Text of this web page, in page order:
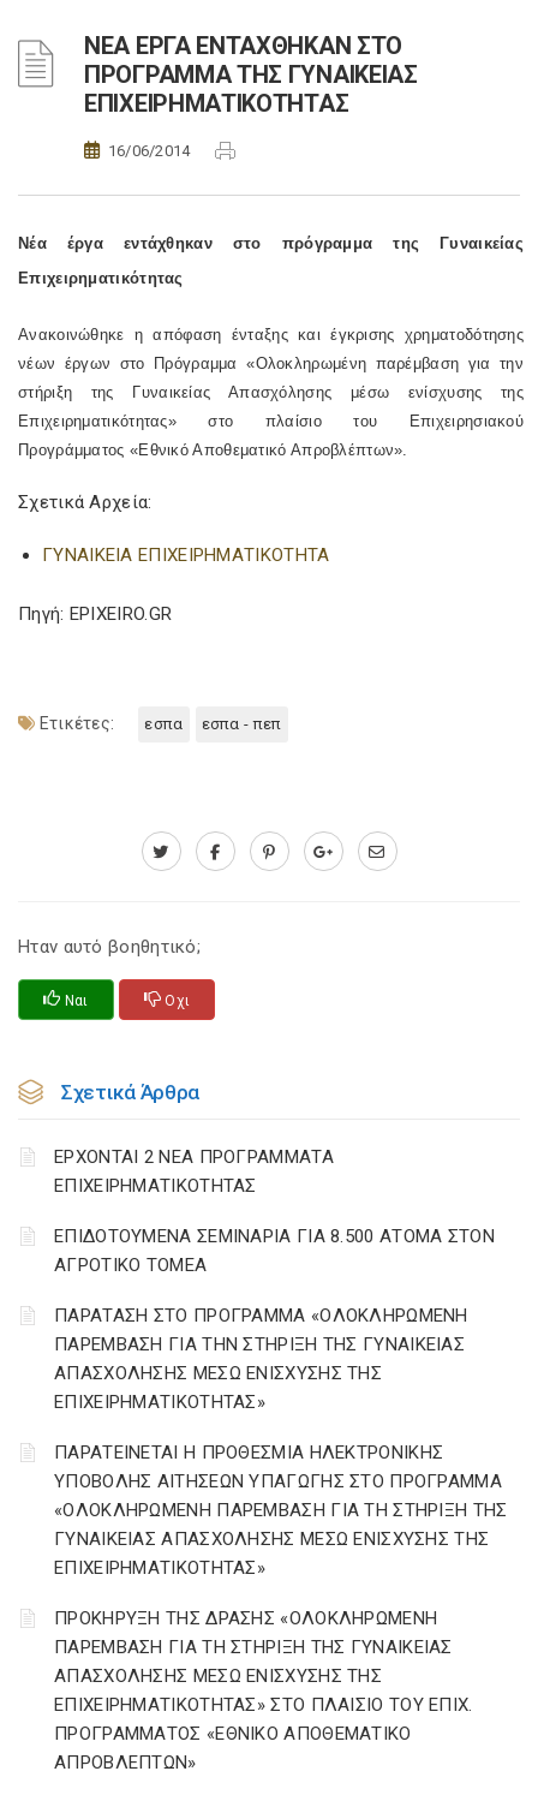
ΝΕΑ ΕΡΓΑ ΕΝΤΑΧΘΗΚΑΝ ΣΤΟ
ΠΡΟΓΡΑΜΜΑ ΤΗΣ ΓΥΝΑΙΚΕΙΑΣ
ΕΠΙΧΕΙΡΗΜΑΤΙΚΟΤΗΤΑΣ
16/06/2014
Νέα έργα εντάχθηκαν στο πρόγραμμα της Γυναικείας
Επιχειρηματικότητας
Ανακοινώθηκε η απόφαση ένταξης και έγκρισης χρηματοδότησης
νέων έργων στο Πρόγραμμα «Ολοκληρωμένη παρέμβαση για την
στήριξη της Γυναικείας Απασχόλησης μέσω ενίσχυσης της
Επιχειρηματικότητας» στο πλαίσιο του Επιχειρησιακού
Προγράμματος «Εθνικό Αποθεματικό Απροβλέπτων».
Σχετικά Αρχεία:
ΓΥΝΑΙΚΕΙΑ ΕΠΙΧΕΙΡΗΜΑΤΙΚΟΤΗΤΑ
Πηγή: EPIXEIRO.GR
Ετικέτες: εσπα εσπα - πεπ
Ηταν αυτό βοηθητικό;
Ναι Οχι
Σχετικά Άρθρα
ΕΡΧΟΝΤΑΙ 2 ΝΕΑ ΠΡΟΓΡΑΜΜΑΤΑ
ΕΠΙΧΕΙΡΗΜΑΤΙΚΟΤΗΤΑΣ
ΕΠΙΔΟΤΟΥΜΕΝΑ ΣΕΜΙΝΑΡΙΑ ΓΙΑ 8.500 ΑΤΟΜΑ ΣΤΟΝ
ΑΓΡΟΤΙΚΟ ΤΟΜΕΑ
ΠΑΡΑΤΑΣΗ ΣΤΟ ΠΡΟΓΡΑΜΜΑ «ΟΛΟΚΛΗΡΩΜΕΝΗ
ΠΑΡΕΜΒΑΣΗ ΓΙΑ ΤΗΝ ΣΤΗΡΙΞΗ ΤΗΣ ΓΥΝΑΙΚΕΙΑΣ
ΑΠΑΣΧΟΛΗΣΗΣ ΜΕΣΩ ΕΝΙΣΧΥΣΗΣ ΤΗΣ
ΕΠΙΧΕΙΡΗΜΑΤΙΚΟΤΗΤΑΣ»
ΠΑΡΑΤΕΙΝΕΤΑΙ Η ΠΡΟΘΕΣΜΙΑ ΗΛΕΚΤΡΟΝΙΚΗΣ
ΥΠΟΒΟΛΗΣ ΑΙΤΗΣΕΩΝ ΥΠΑΓΩΓΗΣ ΣΤΟ ΠΡΟΓΡΑΜΜΑ
«ΟΛΟΚΛΗΡΩΜΕΝΗ ΠΑΡΕΜΒΑΣΗ ΓΙΑ ΤΗ ΣΤΗΡΙΞΗ ΤΗΣ
ΓΥΝΑΙΚΕΙΑΣ ΑΠΑΣΧΟΛΗΣΗΣ ΜΕΣΩ ΕΝΙΣΧΥΣΗΣ ΤΗΣ
ΕΠΙΧΕΙΡΗΜΑΤΙΚΟΤΗΤΑΣ»
ΠΡΟΚΗΡΥΞΗ ΤΗΣ ΔΡΑΣΗΣ «ΟΛΟΚΛΗΡΩΜΕΝΗ
ΠΑΡΕΜΒΑΣΗ ΓΙΑ ΤΗ ΣΤΗΡΙΞΗ ΤΗΣ ΓΥΝΑΙΚΕΙΑΣ
ΑΠΑΣΧΟΛΗΣΗΣ ΜΕΣΩ ΕΝΙΣΧΥΣΗΣ ΤΗΣ
ΕΠΙΧΕΙΡΗΜΑΤΙΚΟΤΗΤΑΣ» ΣΤΟ ΠΛΑΙΣΙΟ ΤΟΥ ΕΠΙΧ.
ΠΡΟΓΡΑΜΜΑΤΟΣ «ΕΘΝΙΚΟ ΑΠΟΘΕΜΑΤΙΚΟ
ΑΠΡΟΒΛΕΠΤΩΝ»